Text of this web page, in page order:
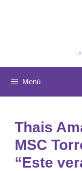
Menú
Thais
MSC
“Este